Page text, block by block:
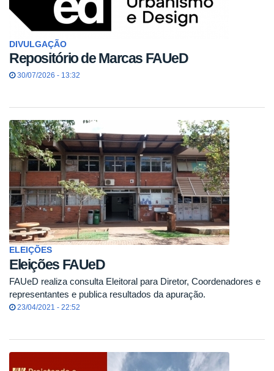
DIVULGAÇÃO
Repositório de Marcas FAUeD
30/07/2026 - 13:32
ELEIÇÕES
Eleições FAUeD
FAUeD realiza consulta Eleitoral para Diretor, Coordenadores e
representantes e publica resultados da apuração.
23/04/2021 - 22:52